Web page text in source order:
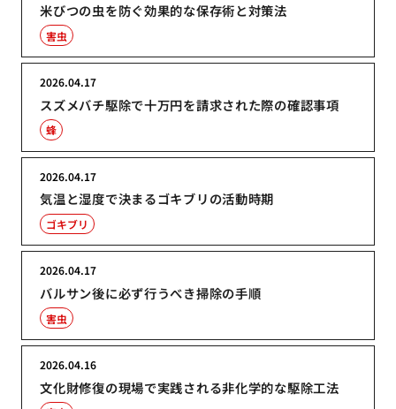
米びつの虫を防ぐ効果的な保存術と対策法
害虫
スズメバチ駆除で十万円を請求された際の確認事項
2026.04.17
蜂
気温と湿度で決まるゴキブリの活動時期
2026.04.17
ゴキブリ
バルサン後に必ず行うべき掃除の手順
2026.04.17
害虫
文化財修復の現場で実践される非化学的な駆除工法
2026.04.16